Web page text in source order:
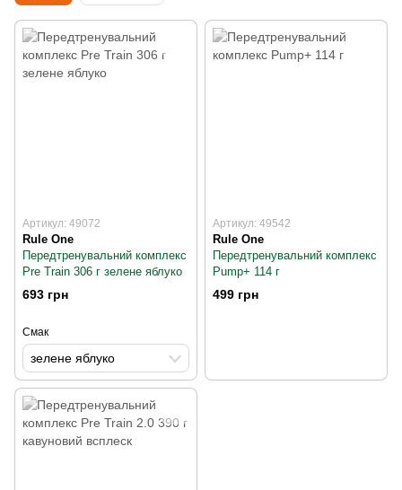
Артикул: 49072
Rule One
Передтренувальний комплекс
Pre Train 306 г зелене яблуко
693 грн
Смак
зелене яблуко
Артикул: 49542
Rule One
Передтренувальний комплекс
Pump+ 114 г
499 грн